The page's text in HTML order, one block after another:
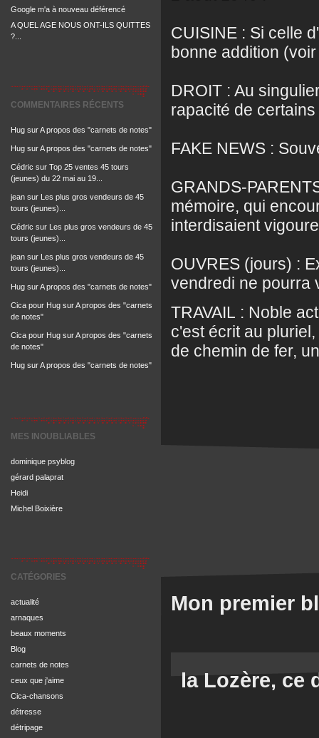
Google m'a à nouveau déférencé
A QUEL AGE NOUS ONT-ILS QUITTES
?...
COMMENTAIRES RÉCENTS
Hug surA propos des "carnets de notes"
Hug surA propos des "carnets de notes"
Cédric sur Top 25 ventes 45 tours
(jeunes) du 22 mai au 19...
jean sur Les plus gros vendeurs de 45
tours (jeunes)...
Cédric sur Les plus gros vendeurs de 45
tours (jeunes)...
jean sur Les plus gros vendeurs de 45
tours (jeunes)...
Hug surA propos des "carnets de notes"
Cica pour Hug surA propos des "carnets
de notes"
Cica pour Hug surA propos des "carnets
de notes"
Hug surA propos des "carnets de notes"
MES INOUBLIABLES
dominique psyblog
gérard palaprat
Heidi
Michel Boixière
CATÉGORIES
actualité
arnaques
beaux moments
Blog
carnets de notes
ceux que j'aime
Cica-chansons
détresse
détripage
CUISINE : Si celle
bonne addition
DROIT : Au
rapacité de
FAKE NEWS :
GRANDS-
mémoire, qui
interdisaient
OUVRES (jours) :
vendredi ne pourra
TRAVAIL : Noble
c'est écrit au
de chemin de fer,
Mon premier
la Lozère, ce